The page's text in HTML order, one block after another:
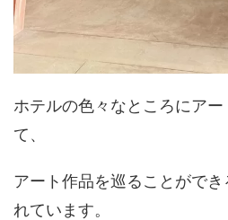
ホテルの色々なところにア
て、
アート作品を巡ることがで
れています。